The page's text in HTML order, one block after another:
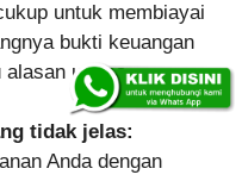
untuk membiayai
bukti keuangan
alasan utama
tidak jelas:
Anda dengan